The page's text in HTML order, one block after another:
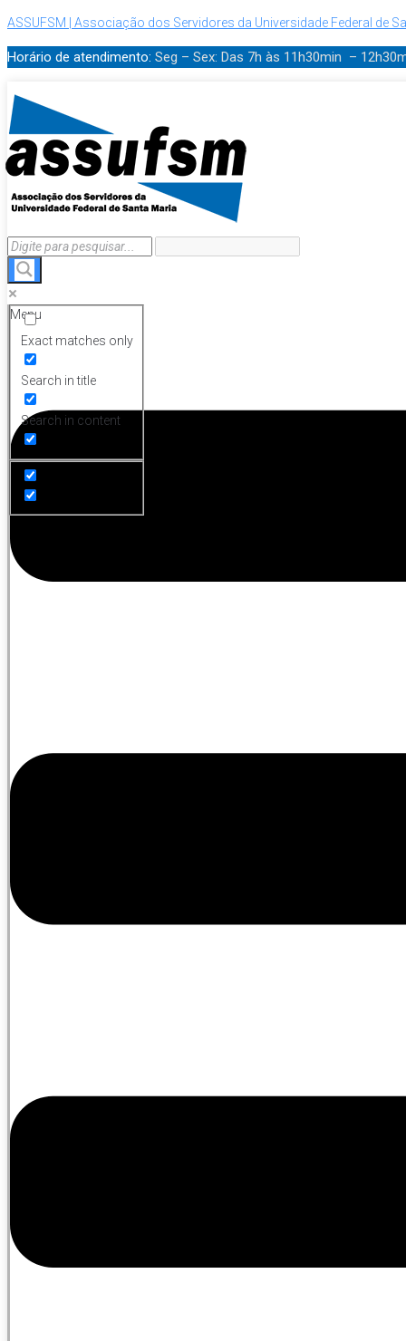
ASSUFSM | Associação dos Servidores da Universidade Federal de
Horário de atendimento: Seg – Sex: Das 7h às 11h30min –
Exact matches only
Search in title
Search in content
Menu